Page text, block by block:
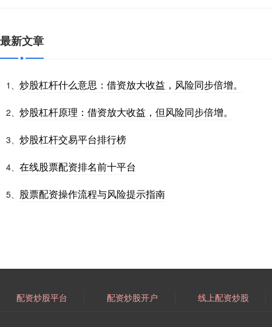
最新文章
1、 炒股杠杆什么意思：借资放大收益，风险同步倍增。
2、 炒股杠杆原理：借资放大收益，但风险同步倍增。
3、 炒股杠杆交易平台排行榜
4、 在线股票配资排名前十平台
5、 股票配资操作流程与风险提示指南
配资炒股平台 配资炒股开户 线上配资炒股